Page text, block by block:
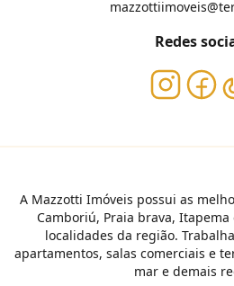
Redes
A Mazzotti Imóveis possui as
Camboriú, Praia brava,
localidades da região.
apartamentos, salas comerciais e
mar e demais